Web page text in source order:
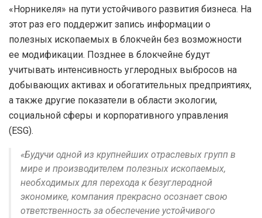
«Норникеля» на пути устойчивого развития бизнеса. На
этот раз его поддержит запись информации о
полезных ископаемых в блокчейн без возможности
ее модификации. Позднее в блокчейне будут
учитывать интенсивность углеродных выбросов на
добывающих активах и обогатительных предприятиях,
а также другие показатели в области экологии,
социальной сферы и корпоративного управления
(ESG).
«Будучи одной из крупнейших отраслевых групп в
мире и производителем полезных ископаемых,
необходимых для перехода к безуглеродной
экономике, компания прекрасно осознает свою
ответственность за обеспечение устойчивого